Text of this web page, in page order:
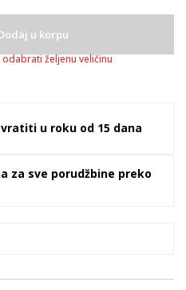
u korpu
željenu veličinu
u roku od 15 dana
za sve porudžbine preko